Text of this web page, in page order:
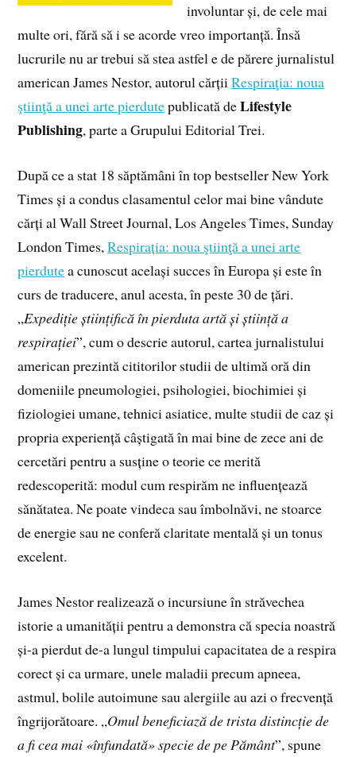
involuntar și, de cele mai
multe ori, fără să i se acorde vreo importanță. Însă
lucrurile nu ar trebui să stea astfel e de părere jurnalistul
american James Nestor, autorul cărțiiRespiraţia: noua
ştiinţă a unei arte pierdutepublicată deLifestyle
Publishing, parte a Grupului Editorial Trei.
După ce a stat 18 săptămâni în top bestseller New York
Times și a condus clasamentul celor mai bine vândute
cărți al Wall Street Journal, Los Angeles Times, Sunday
London Times,Respirația: noua ştiinţă a unei arte
pierdutea cunoscut același succes în Europa și este în
curs de traducere, anul acesta, în peste 30 de țări.
„Expediție științifică în pierduta artă și știință a
respirației”, cum o descrie autorul, cartea jurnalistului
american prezintă cititorilor studii de ultimă oră din
domeniile pneumologiei, psihologiei, biochimiei și
fiziologiei umane, tehnici asiatice, multe studii de caz și
propria experiență câștigată în mai bine de zece ani de
cercetări pentru a susține o teorie ce merită
redescoperită: modul cum respirăm ne influențează
sănătatea. Ne poate vindeca sau îmbolnăvi, ne stoarce
de energie sau ne conferă claritate mentală și un tonus
excelent.
James Nestor realizează o incursiune în străvechea
istorie a umanității pentru a demonstra că specia noastră
și-a pierdut de-a lungul timpului capacitatea de a respira
corect și ca urmare, unele maladii precum apneea,
astmul, bolile autoimune sau alergiile au azi o frecvență
îngrijorătoare. „Omul beneficiază de trista distincție de
a fi cea mai «înfundată» specie de pe Pământ”, spune